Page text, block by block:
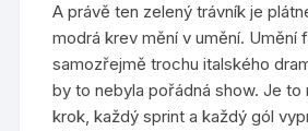
A právě ten zelený trávník je
modrá krev mění v umění. Umění
samozřejmě trochu italského
by to nebyla pořádná show. Je
krok, každý sprint a každý gól